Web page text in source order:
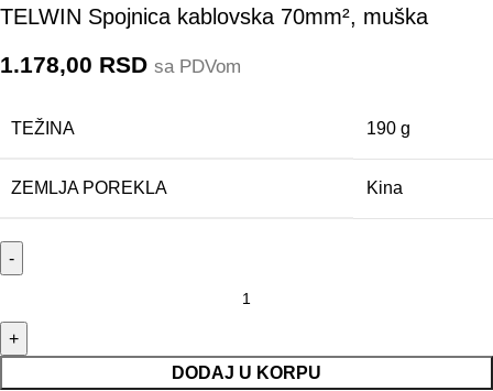
TELWIN Spojnica kablovska 70mm², muška
1.178,00 RSD sa PDVom
TEŽINA 190 g
ZEMLJA POREKLA Kina
TELWIN Spojnica kablovska 70mm², muška količina
DODAJ U KORPU